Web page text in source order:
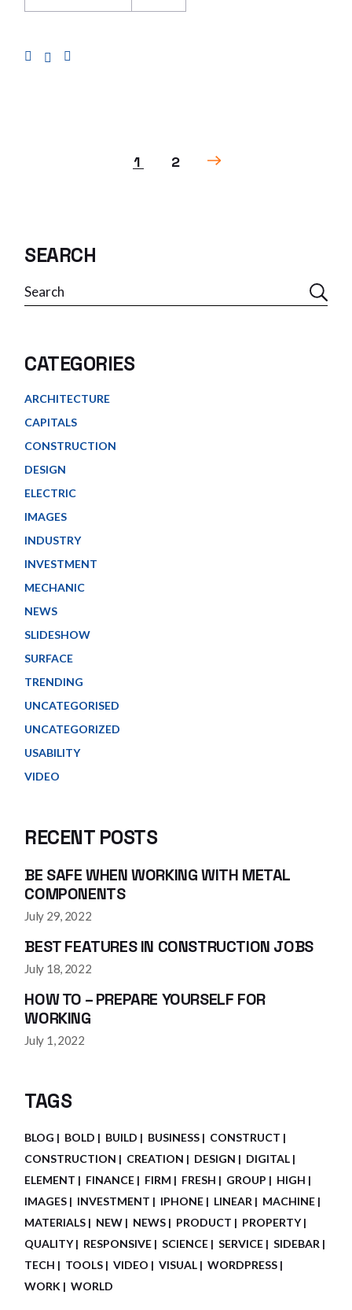
1 2
SEARCH
Search
CATEGORIES
ARCHITECTURE
CAPITALS
CONSTRUCTION
DESIGN
ELECTRIC
IMAGES
INDUSTRY
INVESTMENT
MECHANIC
NEWS
SLIDESHOW
SURFACE
TRENDING
UNCATEGORISED
UNCATEGORIZED
USABILITY
VIDEO
RECENT POSTS
BE SAFE WHEN WORKING WITH METAL
COMPONENTS
July 29, 2022
BEST FEATURES IN CONSTRUCTION JOBS
July 18, 2022
HOW TO – PREPARE YOURSELF FOR
WORKING
July 1, 2022
TAGS
BLOG BOLD BUILD BUSINESS
CONSTRUCT
CONSTRUCTION
CREATION DESIGN
DIGITAL
ELEMENT
FINANCE FIRM FRESH GROUP
HIGH
IMAGES
INVESTMENT IPHONE LINEAR
MACHINE
MATERIALS
NEW NEWS PRODUCT
PROPERTY
QUALITY
RESPONSIVE SCIENCE SERVICE
SIDEBAR
TECH
TOOLS VIDEO VISUAL
WORDPRESS
WORK
WORLD